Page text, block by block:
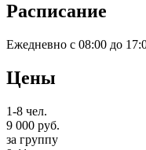
Расписание
Ежедневно с 08:00 до
Цены
1-8 чел.
9 000 руб.
за группу